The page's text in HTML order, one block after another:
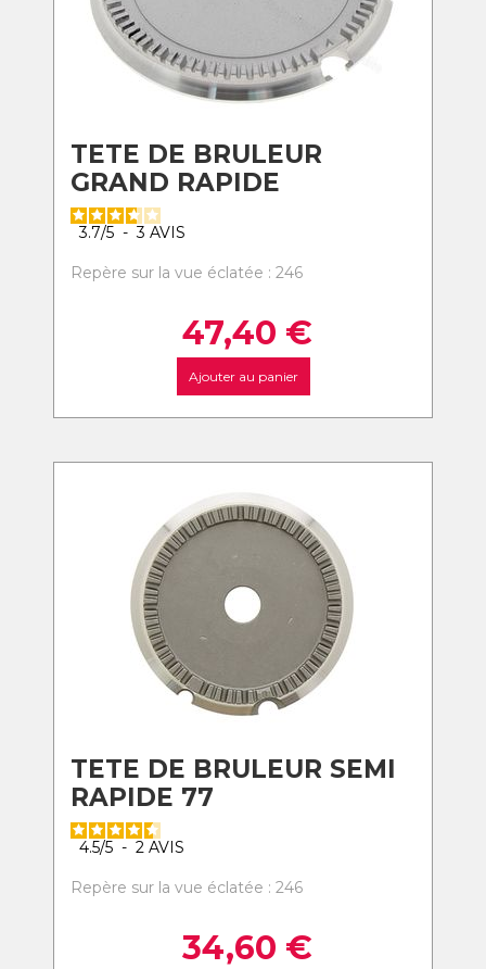
TETE DE BRULEUR
GRAND RAPIDE
3.7/5 - 3 AVIS
Repère sur la vue éclatée : 246
47,40 €
Ajouter au panier
TETE DE BRULEUR SEMI
RAPIDE 77
4.5/5 - 2 AVIS
Repère sur la vue éclatée : 246
34,60 €